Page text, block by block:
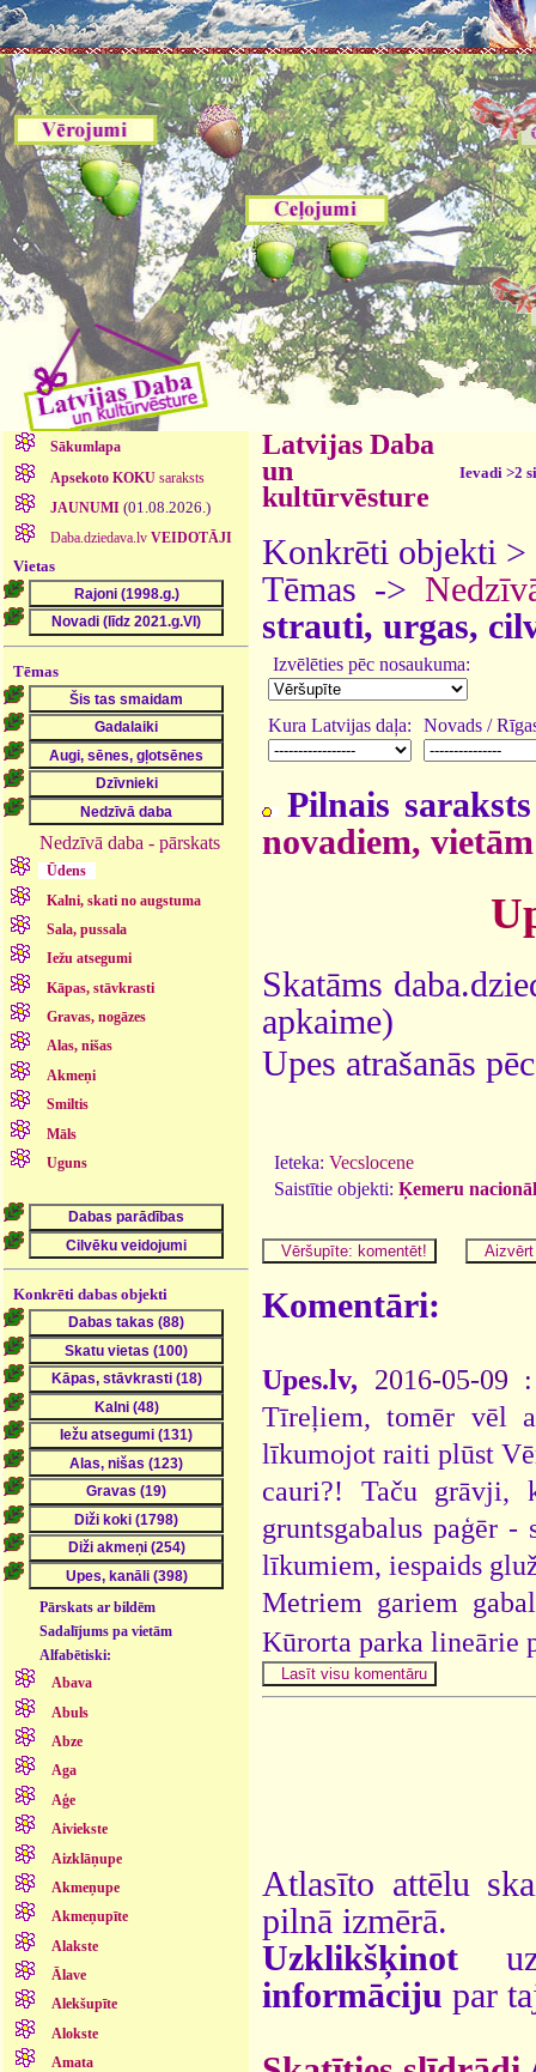
Sākumlapa
Apsekoto KOKUsaraksts
JAUNUMI (01.08.2026.)
Daba.dziedava.lv VEIDOTĀJI
Vietas
Tēmas
Nedzīvā daba - pārskats
Ūdens
Kalni, skati no augstuma
Sala, pussala
Iežu atsegumi
Kāpas, stāvkrasti
Gravas, nogāzes
Alas, nišas
Akmeņi
Smiltis
Māls
Uguns
Konkrēti dabas objekti
Pārskats ar bildēm
Sadalījums pa vietām
Alfabētiski:
Abava
Abuls
Abze
Aga
Aģe
Aiviekste
Aizklāņupe
Akmeņupe
Akmeņupīte
Alakste
Ālave
Alekšupīte
Alokste
Amata
Latvijas Daba
un
kultūrvēsture
Ievadi >2
Konkrēti objekti >
Tēmas ->
strauti, urgas,
Izvēlēties pēc nosaukuma:
Kura Latvijas daļa: Novads /
Pilnais
novadiem, vietām
Skatāms
apkaime)
Upes atrašanās
Ieteka: Vecslocene
Saistītie objekti: Ķemeru
Komentāri:
Upes.lv,
2016-05-
Tīreļiem, tomēr vēl
līkumojot raiti plūst
cauri?! Taču grāvji,
gruntsgabalus paģēr
līkumiem, iespaids
Metriem gariem
Kūrorta parka lineārie
Atlasīto attēlu
pilnā izmērā.
Uzklikšķinot
informāciju par